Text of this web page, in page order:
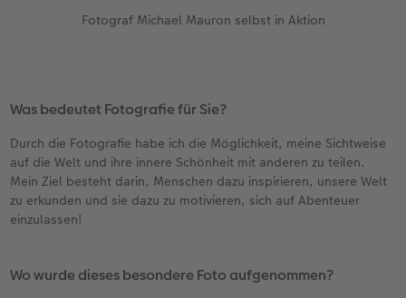
Fotograf Michael Mauron selbst in Aktion
Was bedeutet Fotografie für Sie?
Durch die Fotografie habe ich die Möglichkeit, meine Sichtweise
auf die Welt und ihre innere Schönheit mit anderen zu teilen.
Mein Ziel besteht darin, Menschen dazu inspirieren, unsere Welt
zu erkunden und sie dazu zu motivieren, sich auf Abenteuer
einzulassen!
Wo wurde dieses besondere Foto aufgenommen?